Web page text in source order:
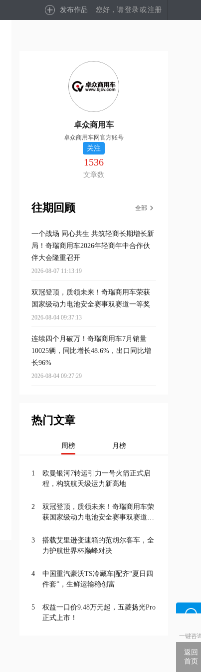
发布作品 您好，请登录 或注册
卓众商用车
卓众商用车网官方账号
关注
1536
文章数
往期回顾 全部
一个战场 同心共生 共筑轻商长期增长新
局！奇瑞商用车2026年轻商年中合作伙
伴大会隆重召开
2026-08-07 11:13:19
双冠登顶，质领未来！奇瑞商用车荣获
国家级动力电池安全赛事双赛道一等奖
2026-08-04 09:37:13
连续四个月破万！奇瑞商用车7月销量
10025辆，同比增长48.6%，出口同比增
长96%
2026-08-04 09:27:29
热门文章
周榜 月榜
1
欧曼银河7转运引力一号火箭正式启
程，构筑航天级运力新高地
2
双冠登顶，质领未来！奇瑞商用车荣
获国家级动力电池安全赛事双赛道一
3
搭载艾里逊变速箱的范胡尔客车，全
力护航世界杯巅峰对决
4
中国重汽豪沃TS冷藏车|配齐“夏日四
件套”，生鲜运输稳创富
5
权益一口价9.48万元起，五菱扬光Pro
正式上市！
一键咨
返回
首页